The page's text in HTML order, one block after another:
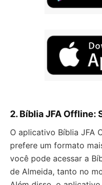
2. Bíblia JFA Offline:
O aplicativo Bíblia JFA
prefere um formato
você pode acessar a
de Almeida, tanto no